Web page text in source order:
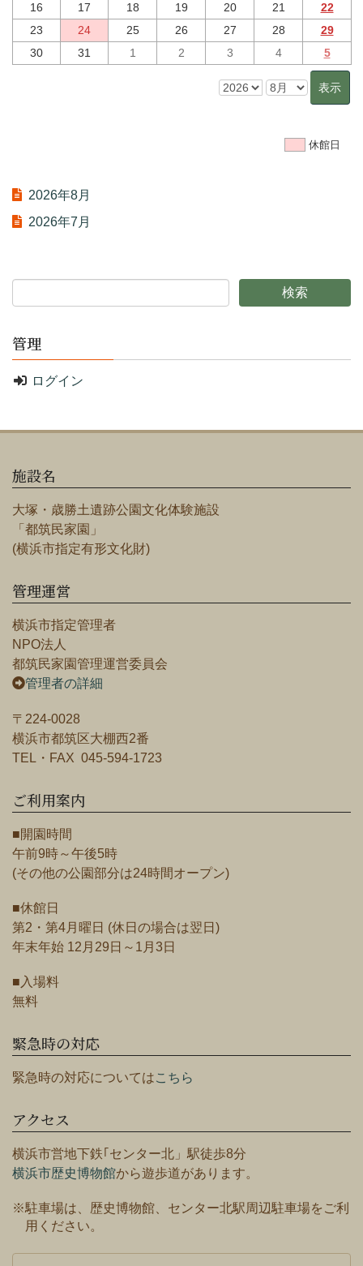
16
17 18 19 20 21
22
23
24 25 26 27 28
29
30
31 1 2 3 4 5
休館日
2026年8月
2026年7月
管理
ログイン
施設名
大塚・歳勝土遺跡公園文化体験施設
「都筑民家園」
(横浜市指定有形文化財)
管理運営
横浜市指定管理者
NPO法人
都筑民家園管理運営委員会
管理者の詳細
〒224-0028
横浜市都筑区大棚西2番
TEL・FAX 045-594-1723
ご利用案内
■開園時間
午前9時～午後5時
(その他の公園部分は24時間オープン)
■休館日
第2・第4月曜日 (休日の場合は翌日)
年末年始 12月29日～1月3日
■入場料
無料
緊急時の対応
緊急時の対応についてはこちら
アクセス
横浜市営地下鉄｢センター北」駅徒歩8分
横浜市歴史博物館から遊歩道があります。
※駐車場は、歴史博物館、センター北駅周辺駐車場をご利
用ください。